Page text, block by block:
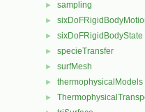
► sampling
►
► sixDoFRigidBodyState
► specieTransfer
► surfMesh
► thermophysicalModels
►